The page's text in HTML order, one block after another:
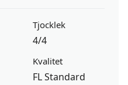
Tjocklek
4/4
Kvalitet
FL Standard